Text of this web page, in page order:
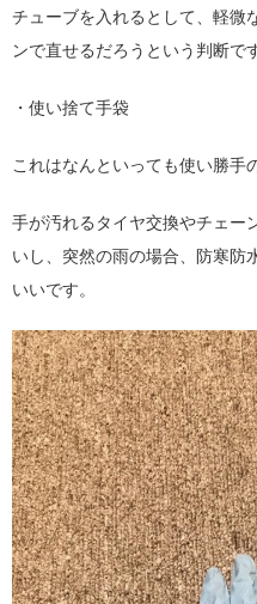
チューブを入れるとして、軽微
ンで直せるだろうという判断で
・使い捨て手袋
これはなんといっても使い勝手
手が汚れるタイヤ交換やチェー
いし、突然の雨の場合、防寒防
いいです。